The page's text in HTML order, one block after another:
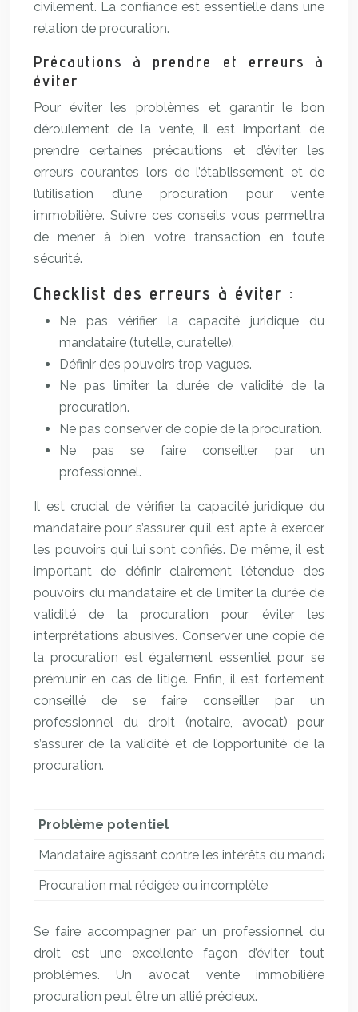
civilement. La confiance est essentielle dans une
relation de procuration.
Précautions à prendre et erreurs à
éviter
Pour éviter les problèmes et garantir le bon
déroulement de la vente, il est important de
prendre certaines précautions et d’éviter les
erreurs courantes lors de l’établissement et de
l’utilisation d’une procuration pour vente
immobilière. Suivre ces conseils vous permettra
de mener à bien votre transaction en toute
sécurité.
Checklist des erreurs à éviter :
Ne pas vérifier la capacité juridique du
mandataire (tutelle, curatelle).
Définir des pouvoirs trop vagues.
Ne pas limiter la durée de validité de la
procuration.
Ne pas conserver de copie de la procuration.
Ne pas se faire conseiller par un
professionnel.
Il est crucial de vérifier la capacité juridique du
mandataire pour s’assurer qu’il est apte à exercer
les pouvoirs qui lui sont confiés. De même, il est
important de définir clairement l’étendue des
pouvoirs du mandataire et de limiter la durée de
validité de la procuration pour éviter les
interprétations abusives. Conserver une copie de
la procuration est également essentiel pour se
prémunir en cas de litige. Enfin, il est fortement
conseillé de se faire conseiller par un
professionnel du droit (notaire, avocat) pour
s’assurer de la validité et de l’opportunité de la
procuration.
Problème potentiel
Mandataire agissant contre les intérêts du mandant
Procuration mal rédigée ou incomplète
Se faire accompagner par un professionnel du
droit est une excellente façon d’éviter tout
problèmes. Un avocat vente immobilière
procuration peut être un allié précieux.